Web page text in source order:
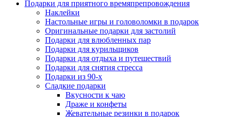
Подарки для приятного времяпрепровождения
Наклейки
Настольные игры и головоломки в подарок
Оригинальные подарки для застолий
Подарки для влюбленных пар
Подарки для курильщиков
Подарки для отдыха и путешествий
Подарки для снятия стресса
Подарки из 90-х
Сладкие подарки
Вкусности к чаю
Драже и конфеты
Жевательные резинки в подарок